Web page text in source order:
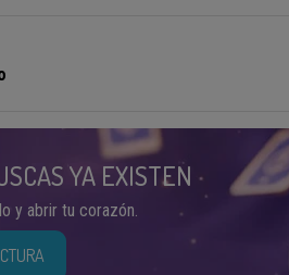
YA EXISTEN
y abrir tu corazón.